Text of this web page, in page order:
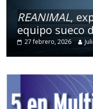
REANIMAL,
equipo sueco
27 febrero, 2026